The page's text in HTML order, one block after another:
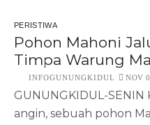
PERISTIWA
Pohon Mahoni
Timpa Warung
INFOGUNUNGKIDUL NOV
GUNUNGKIDUL-
angin, sebuah pohon